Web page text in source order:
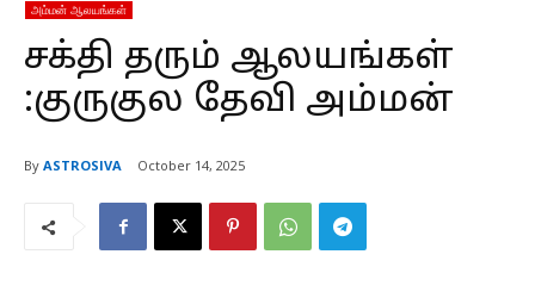
அம்மன் ஆலயங்கள்
சக்தி தரும் ஆலயங்கள்
:குருகுல தேவி அம்மன்
By ASTROSIVA October 14, 2025